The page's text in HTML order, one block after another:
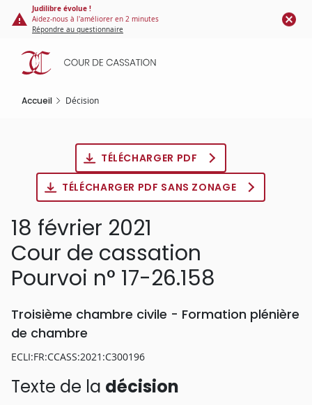
Panneau de gestion des cookies
contenu
principal
Judilibre évolue !
Aidez-nous à l'améliorer en 2 minutes
Répondre au questionnaire
Accueil Décision
TÉLÉCHARGER PDF
TÉLÉCHARGER PDF SANS ZONAGE
18 février 2021
Cour de cassation
Pourvoi n° 17-26.158
Troisième chambre civile - Formation plénière
de chambre
ECLI:FR:CCASS:2021:C300196
Texte de la décision